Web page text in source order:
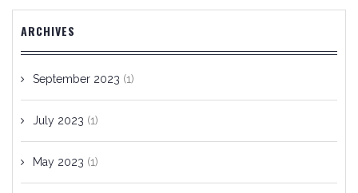
ARCHIVES
September 2023 (1)
July 2023 (1)
May 2023 (1)